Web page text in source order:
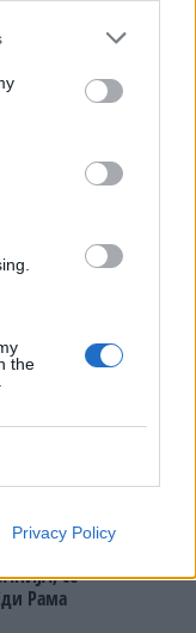
the
Privacy Policy
својата
и познат
на
се
Рама